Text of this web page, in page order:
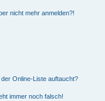
nicht mehr anmelden?!
Online-Liste auftaucht?
immer noch falsch!